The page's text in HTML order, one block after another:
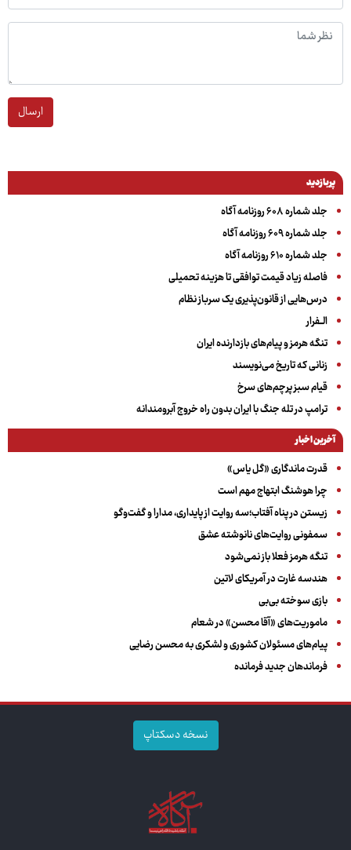
ارسال
پربازدید
جلد شماره ۶۰۸ روزنامه آگاه
جلد شماره ۶۰۹ روزنامه آگاه
جلد شماره ۶۱۰ روزنامه آگاه
فاصله زیاد قیمت توافقی تا هزینه تحمیلی
درس‌هایی از قانون‌پذیری یک سرباز نظام
الــفرار
تنگه هرمز و پیام‌های بازدارنده ایران
زنانی که تاریخ می‌نویسند
قیام سبز پرچم‌های سرخ
ترامپ در تله جنگ با ایران بدون راه خروج آبرومندانه
آخرین اخبار
قدرت ماندگاری «گل یاس»
چرا هوشنگ ابتهاج مهم است
زیستن در پناه آفتاب؛سه روایت از پایداری، مدارا و گفت‌وگو
سمفونی روایت‌های نانوشته عشق
تنگه هرمز فعلا باز نمی‌شود
هندسه غارت در آمریکای لاتین
بازی سوخته بی‌بی
ماموریت‌های «آقا محسن» در شعام
پیام‌های مسئولان کشوری و لشکری به محسن رضایی
فرماندهان جدید فرمانده
نسخه دسکتاپ